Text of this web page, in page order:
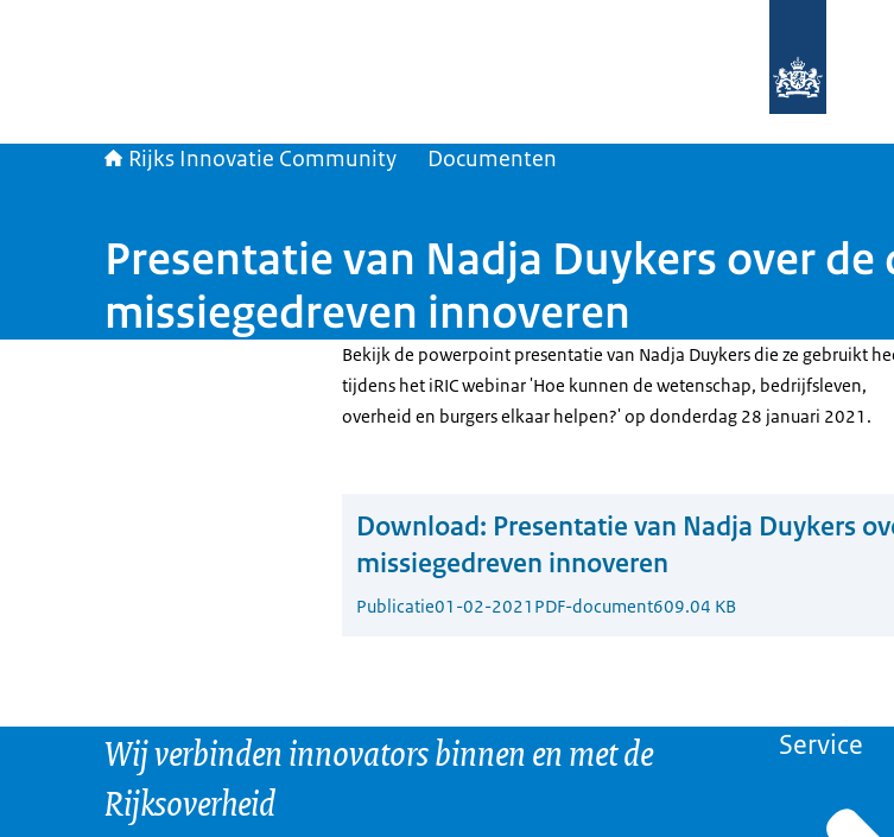
Rijks Innovatie Community Documenten
Presentatie van Nadja Duykers over
missiegedreven innoveren
Bekijk de powerpoint presentatie van Nadja Duykers die ze gebruikt
tijdens het iRIC webinar 'Hoe kunnen de wetenschap, bedrijfsleven,
overheid en burgers elkaar helpen?' op donderdag 28 januari 2021.
Download: Presentatie van Nadja Duykers
missiegedreven innoveren
Publicatie01-02-2021 PDF-document609.04 KB
Wij verbinden innovators binnen en met de
Rijksoverheid
Service